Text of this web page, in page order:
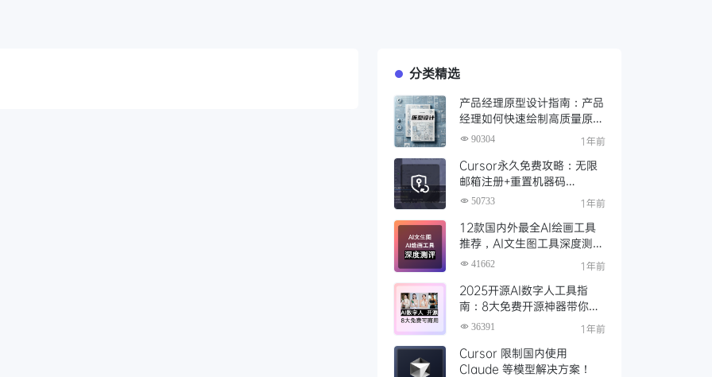
分类精选
产品经理原型设计指南：产品
经理如何快速绘制高质量原
型？（附步骤与资源）
90304 1年前
Cursor永久免费攻略：无限
邮箱注册+重置机器码
+Cursor试用期重置工具实现
50733 1年前
12款国内外最全AI绘画工具
推荐，AI文生图工具深度测评
与场景化对比
41662 1年前
2025开源AI数字人工具指
南：8大免费开源神器带你免
费解锁可商用的AI数字人
36391 1年前
Cursor 限制国内使用
Claude 等模型解决方案！